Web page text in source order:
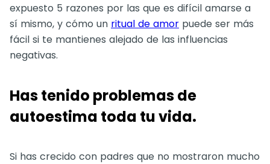
expuesto 5 razones por las que es difícil amarse a
sí mismo, y cómo un ritual de amor puede ser más
fácil si te mantienes alejado de las influencias
negativas.
Has tenido problemas de
autoestima toda tu vida.
Si has crecido con padres que no mostraron mucho